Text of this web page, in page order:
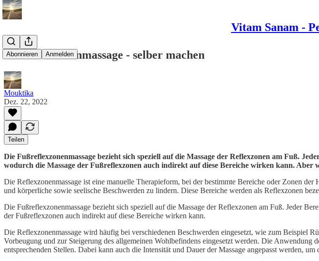
Vitam Sanam -
Abonnieren Anmelden
Fußreflexzonenmassage - selber machen
Mouktika
Dez. 22, 2022
Teilen
Die Fußreflexzonenmassage bezieht sich speziell auf die Massage der Reflexzonen am Fuß.
wodurch die Massage der Fußreflexzonen auch indirekt auf diese Bereiche wirken kann.
Die Reflexzonenmassage ist eine manuelle Therapieform, bei der bestimmte Bereiche oder Zonen
und körperliche sowie seelische Beschwerden zu lindern. Diese Bereiche werden als Reflexzonen
Die Fußreflexzonenmassage bezieht sich speziell auf die Massage der Reflexzonen am Fuß. Jeder
der Fußreflexzonen auch indirekt auf diese Bereiche wirken kann.
Die Reflexzonenmassage wird häufig bei verschiedenen Beschwerden eingesetzt, wie zum Beispiel
Vorbeugung und zur Steigerung des allgemeinen Wohlbefindens eingesetzt werden. Die
entsprechenden Stellen. Dabei kann auch die Intensität und Dauer der Massage angepasst werden,